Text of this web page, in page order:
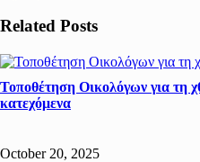
Related Posts
Τοποθέτηση Οικολόγων για τη
κατεχόμενα
October 20, 2025